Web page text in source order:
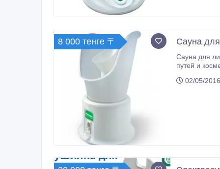
8 000 тенге 〒 Сауна
Сауна для лица Бетро
путей и
02/05/